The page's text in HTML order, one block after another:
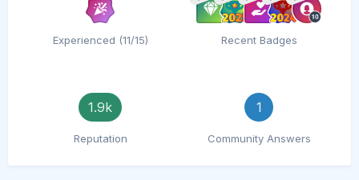
Experienced (11/15) Recent Badges
1.9k
Reputation
1
Community Answers